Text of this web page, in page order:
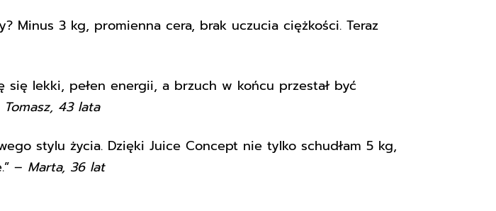
Minus 3 kg, promienna cera, brak uczucia ciężkości. Teraz
się lekki, pełen energii, a brzuch w końcu przestał być
Tomasz, 43 lata
stylu życia. Dzięki Juice Concept nie tylko schudłam 5 kg,
– Marta, 36 lat